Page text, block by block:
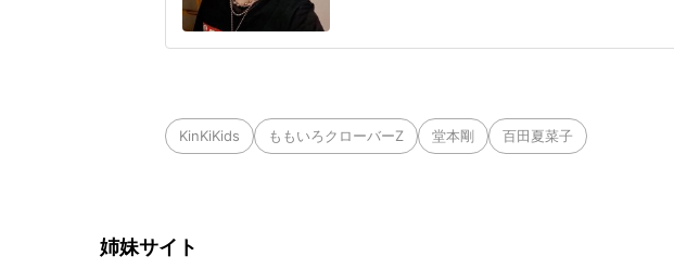
た。「お互い離れてより良い人生になればと思
「【ご報告】去年の7月に結婚しました」と切
KinKiKids ももいろクローバーZ 堂本剛 百田夏菜子
姉妹サイト